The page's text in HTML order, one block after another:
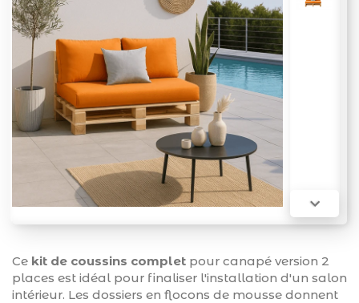

Ce kit de coussins complet pour canapé version 2
places est idéal pour finaliser l'installation d'un salon
intérieur. Les dossiers en flocons de mousse donnent